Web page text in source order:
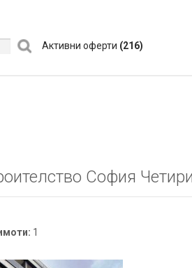
Активни оферти (216)
София
1